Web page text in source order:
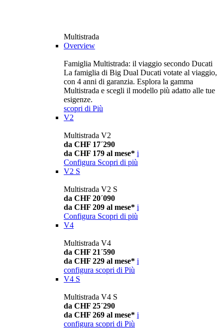
Multistrada
Overview
Famiglia Multistrada: il viaggio secondo Ducati
La famiglia di Big Dual Ducati votate al viaggio,
con 4 anni di garanzia. Esplora la gamma
Multistrada e scegli il modello più adatto alle tue
esigenze.
scopri di Più
V2
Multistrada V2
da CHF 17´290
da CHF 179 al mese* i
Configura Scopri di più
V2 S
Multistrada V2 S
da CHF 20´090
da CHF 209 al mese* i
Configura Scopri di più
V4
Multistrada V4
da CHF 21´590
da CHF 229 al mese* i
configura scopri di Più
V4 S
Multistrada V4 S
da CHF 25´290
da CHF 269 al mese* i
configura scopri di Più